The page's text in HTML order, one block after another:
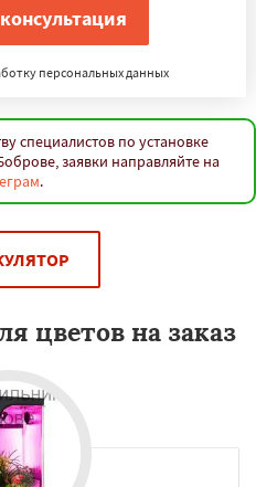
персональных данных
специалистов по установке
заявки направляйте на
.
цветов на заказ